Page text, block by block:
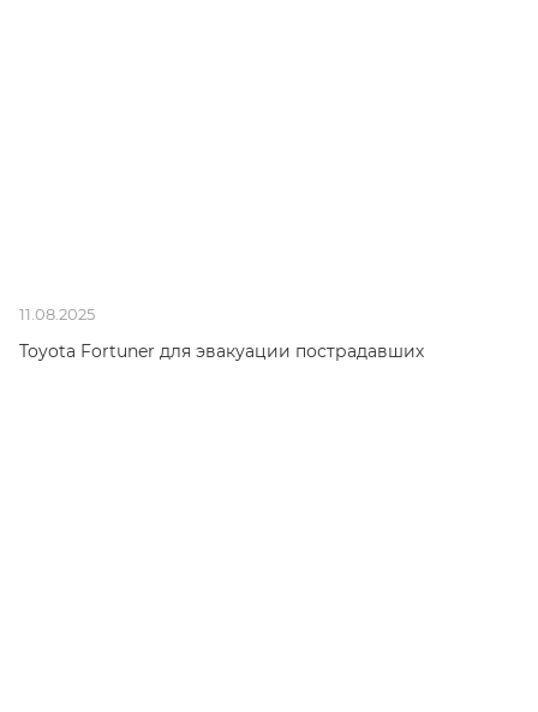
11.08.2025
Toyota Fortuner для эвакуации пострадавших